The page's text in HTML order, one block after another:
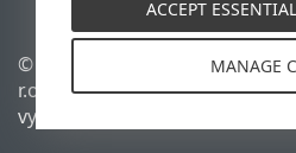
© 1992 - 2026 ESET, spol. s
r.o. - Všechna práva
vyhrazena.
ACCEPT
MANAGE